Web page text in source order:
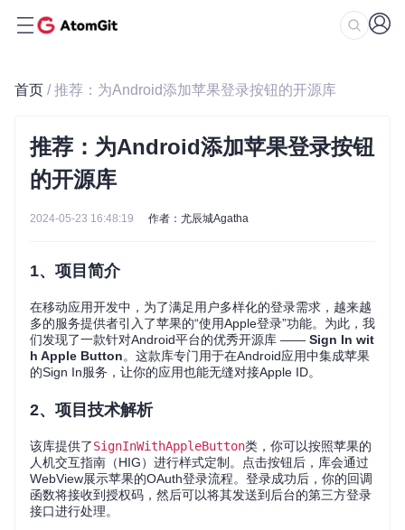
首页 / 推荐：为Android添加苹果登录按钮的开源库
推荐：为Android添加苹果登录按钮
的开源库
2024-05-23 16:48:19 作者：尤辰城Agatha
1、项目简介
在移动应用开发中，为了满足用户多样化的登录需求，越来越
多的服务提供者引入了苹果的“使用Apple登录”功能。为此，我
们发现了一款针对Android平台的优秀开源库 —— Sign In wit
h Apple Button。这款库专门用于在Android应用中集成苹果
的Sign In服务，让你的应用也能无缝对接Apple ID。
2、项目技术解析
该库提供了SignInWithAppleButton类，你可以按照苹果的
人机交互指南（HIG）进行样式定制。点击按钮后，库会通过
WebView展示苹果的OAuth登录流程。登录成功后，你的回调
函数将接收到授权码，然后可以将其发送到后台的第三方登录
接口进行处理。